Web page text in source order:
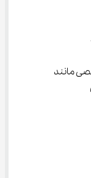
تخصصی مانند